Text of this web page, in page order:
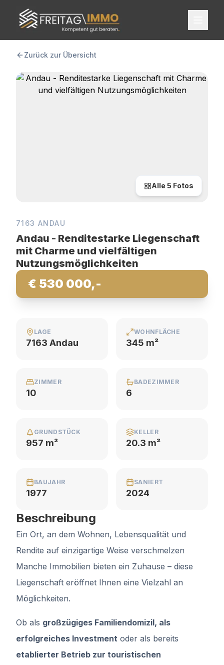
FREITAG IMMO
Zurück zur Übersicht
Alle 5 Fotos
7163 ANDAU
Andau - Renditestarke Liegenschaft
mit Charme und vielfältigen
Nutzungsmöglichkeiten
€ 530 000,-
LAGE
7163 Andau
WOHNFLÄCHE
345 m²
ZIMMER
10
BADEZIMMER
6
GRUNDSTÜCK
957 m²
KELLER
20.3 m²
BAUJAHR
1977
SANIERT
2024
Beschreibung
Ein Ort, an dem Wohnen, Lebensqualität und
Rendite auf einzigartige Weise verschmelzen
Manche Immobilien bieten ein Zuhause – diese
Liegenschaft eröffnet Ihnen eine Vielzahl an
Möglichkeiten.
Ob als großzügiges Familiendomizil, als
erfolgreiches Investment oder als bereits
etablierter Betrieb zur touristischen